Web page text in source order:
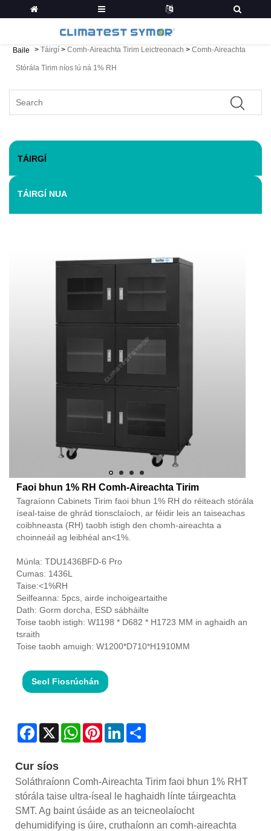
Baile > Táirgí > Comh-Aireachta Tirim Leictreonach > Comh-Aireachta
Stórála Tirim níos lú ná 1% RH
TÁIRGÍ
TÁIRGÍ NUA
Faoi bhun 1% RH Comh-Aireachta Tirim
Tagraíonn Cabinets Tirim faoi bhun 1% RH do réiteach stórála
íseal-taise de ghrád tionsclaíoch, ar féidir leis an taiseachas
coibhneasta (RH) taobh istigh den chomh-aireachta a
choinneáil ag leibhéal an<1%.
Múnla: TDU1436BFD-6 Pro
Cumas: 1436L
Taise:<1%RH
Seilfeanna: 5pcs, airde inchoigeartaithe
Dath: Gorm dorcha, ESD sábháilte
Toise taobh istigh: W1198 * D682 * H1723 MM in aghaidh an
tsraith
Toise taobh amuigh: W1200*D710*H1910MM
Seol Fiosrúchán
Facebook
X WhatsAppPinterestLinkedIn
Cur síos
Soláthraíonn Comh-Aireachta Tirim faoi bhun 1% RHT
stórála taise ultra-íseal le haghaidh línte táirgeachta
SMT. Ag baint úsáide as an teicneolaíocht
dehumidifying is úire, cruthaíonn an comh-aireachta